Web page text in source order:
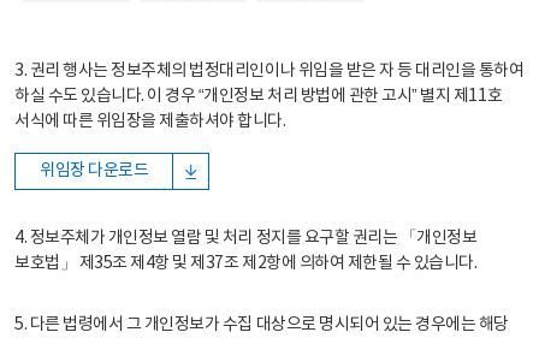
3. 권리 행사는 정보주체의 법정대리인이나 위임을 받은 자 등 대리인을 통하여
하실 수도 있습니다. 이 경우 “개인정보 처리 방법에 관한 고시” 별지 제11호
서식에 따른 위임장을 제출하셔야 합니다.
위임장 다운로드
4. 정보주체가 개인정보 열람 및 처리 정지를 요구할 권리는 「개인정보
보호법」 제35조 제4항 및 제37조 제2항에 의하여 제한될 수 있습니다.
5. 다른 법령에서 그 개인정보가 수집 대상으로 명시되어 있는 경우에는 해당